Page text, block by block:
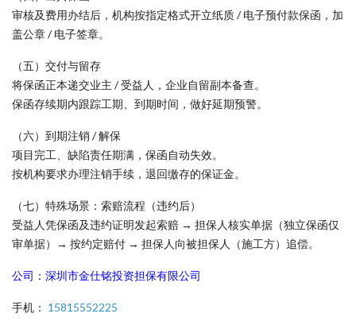
审核及费用办结后，机构按指定格式开立纸质 / 电子预付款保函，加
盖公章 / 电子签章。
（五）交付与留存
将保函正本递交业主 / 受益人，企业自留副本备查。
保函存续期内跟踪工期、到期时间，做好延期预警。
（六）到期注销 / 解保
项目完工、缺陷责任期满，保函自动失效。
按机构要求办理注销手续，退回缴存的保证金。
（七）特殊场景：索赔流程（违约后）
受益人凭保函及违约证明发起索赔 → 担保人核实单据（独立保函仅
审单据）→ 按约定赔付 → 担保人向被担保人（施工方）追偿。
公司：深圳市金仕铭投资担保有限公司
手机： 15815552225